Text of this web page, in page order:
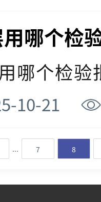
哪个检
哪个检验
10-21
... 7 8